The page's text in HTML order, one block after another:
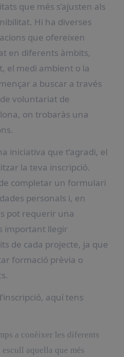
que més s’ajusten als
Hi ha diverses
que ofereixen
en diferents àmbits,
el medi ambient o la
a buscar a través
voluntariat de
on trobaràs una
iniciativa que t’agradi, el
la teva inscripció.
completar un formulari
personals i, en
pot requerir una
important llegir
de cada projecte, ja que
formació prèvia o
aquí tens
a conèixer les diferents
aquella que més